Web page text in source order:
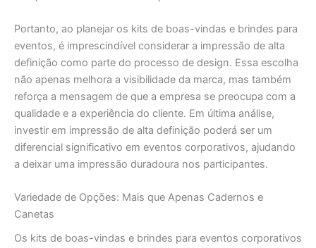
Portanto, ao planejar os kits de boas-vindas e brindes para
eventos, é imprescindível considerar a impressão de alta
definição como parte do processo de design. Essa escolha
não apenas melhora a visibilidade da marca, mas também
reforça a mensagem de que a empresa se preocupa com a
qualidade e a experiência do cliente. Em última análise,
investir em impressão de alta definição poderá ser um
diferencial significativo em eventos corporativos, ajudando
a deixar uma impressão duradoura nos participantes.
Variedade de Opções: Mais que Apenas Cadernos e
Canetas
Os kits de boas-vindas e brindes para eventos corporativos